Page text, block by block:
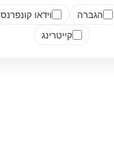
הגברה וידאו קונפרנס
קייטרינג